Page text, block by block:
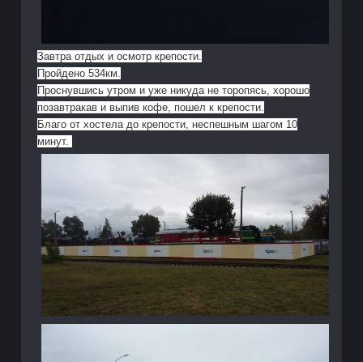
Завтра отдых и осмотр крепости.
Пройдено 534км.
Проснувшись утром и уже никуда не торопясь, хорошо
позавтракав и выпив кофе, пошел к крепости.
Благо от хостела до крепости, неспешным шагом 10
минут.